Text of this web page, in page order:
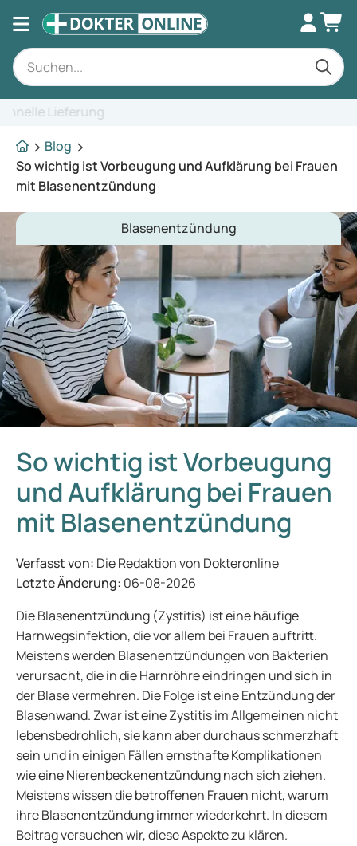
Blog
So wichtig ist Vorbeugung und Aufklärung bei Frauen
mit Blasenentzündung
Blasenentzündung
So wichtig ist Vorbeugung
und Aufklärung bei Frauen
mit Blasenentzündung
Verfasst von: Die Redaktion von Dokteronline
Letzte Änderung: 06-08-2026
Die Blasenentzündung (Zystitis) ist eine häufige
Harnwegsinfektion, die vor allem bei Frauen auftritt.
Meistens werden Blasenentzündungen von Bakterien
verursacht, die in die Harnröhre eindringen und sich in
der Blase vermehren. Die Folge ist eine Entzündung der
Blasenwand. Zwar ist eine Zystitis im Allgemeinen nicht
lebensbedrohlich, sie kann aber durchaus schmerzhaft
sein und in einigen Fällen ernsthafte Komplikationen
wie eine Nierenbeckenentzündung nach sich ziehen.
Meistens wissen die betroffenen Frauen nicht, warum
ihre Blasenentzündung immer wiederkehrt. In diesem
Beitrag versuchen wir, diese Aspekte zu klären.